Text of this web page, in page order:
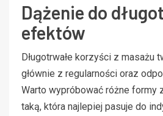
Dążenie do
efektów
Długotrwałe korzyści z masażu
głównie z regularności oraz
Warto wypróbować różne formy
taką, która najlepiej pasuje do